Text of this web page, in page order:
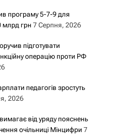
програму 5-7-9 для
млрд грн 7 Серпня, 2026
підготувати
операцію проти РФ
педагогів зростуть
2026
від уряду пояснень
очільниці Мінцифри 7